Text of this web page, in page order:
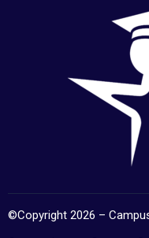
©Copyright 2026 –